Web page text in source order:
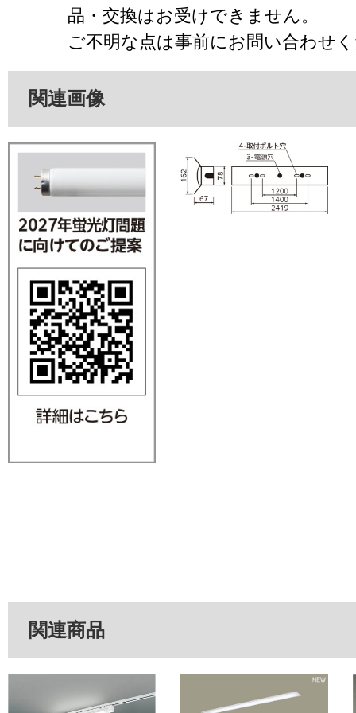
品・交換はお受けできません。
ご不明な点は事前にお問い合わせ
関連画像
関連商品